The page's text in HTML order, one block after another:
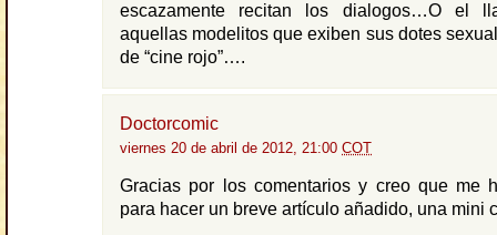
escazamente recitan los dialogos…O el
aquellas modelitos que exiben sus dotes
de “cine rojo”….
Doctorcomic
viernes 20 de abril de 2012, 21:00 COT
Gracias por los comentarios y creo que me
para hacer un breve artículo añadido, una mini